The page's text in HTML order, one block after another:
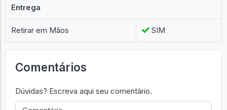
Entrega
Retirar em Mãos SIM
Comentários
Dúvidas? Escreva aqui seu comentário.